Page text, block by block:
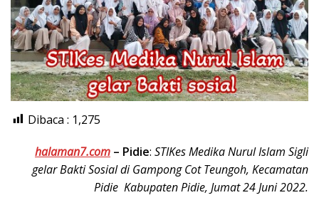
Dibaca : 1,275
halaman7.com – Pidie: STIKes Medika Nurul Islam Sigli
gelar Bakti Sosial di Gampong Cot Teungoh, Kecamatan
Pidie Kabupaten Pidie, Jumat 24 Juni 2022.